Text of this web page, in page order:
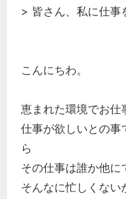
> 皆さん、私に仕事
こんにちわ。
恵まれた環境でお仕
仕事が欲しいとの
ら
その仕事は誰か他に
そんなに忙しくな